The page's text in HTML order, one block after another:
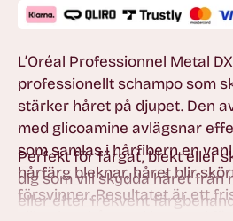
L’Oréal Professionnel Metal
professionellt schampo som
stärker håret på djupet. Den
med glicoamine avlägsnar
som samlas i hårfibern en
hårfärg bleknar, håret blir
försvinner. Resultatet är ett
Perfekt för färgat, blekt eller
dig som vill skydda håret från
eller efter frekvent